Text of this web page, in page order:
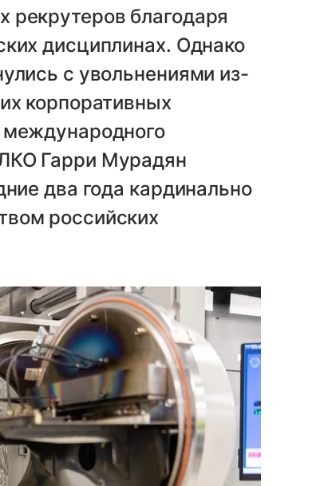
рекрутеров благодаря
дисциплинах. Однако
с увольнениями из-
корпоративных
международного
Гарри Мурадян
два года кардинально
российских